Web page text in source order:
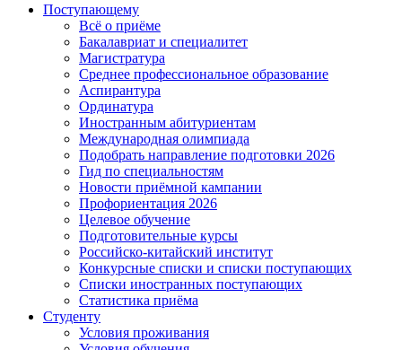
Поступающему
Всё о приёме
Бакалавриат и специалитет
Магистратура
Среднее профессиональное образование
Аспирантура
Ординатура
Иностранным абитуриентам
Международная олимпиада
Подобрать направление подготовки 2026
Гид по специальностям
Новости приёмной кампании
Профориентация 2026
Целевое обучение
Подготовительные курсы
Российско-китайский институт
Конкурсные списки и списки поступающих
Списки иностранных поступающих
Статистика приёма
Студенту
Условия проживания